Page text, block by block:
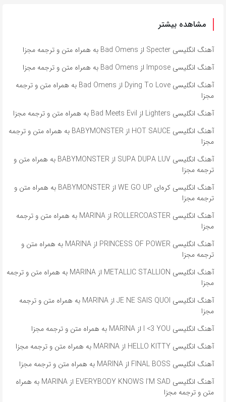
مشاهده بیشتر
آهنگ انگلیسی Specter از Bad Omens به همراه متن و ترجمه مجزا
آهنگ انگلیسی Impose از Bad Omens به همراه متن و ترجمه مجزا
آهنگ انگلیسی Dying To Love از Bad Omens به همراه متن و ترجمه
مجزا
آهنگ انگلیسی Lighters از Bad Meets Evil به همراه متن و ترجمه مجزا
آهنگ انگلیسی HOT SAUCE از BABYMONSTER به همراه متن و ترجمه
مجزا
آهنگ انگلیسی SUPA DUPA LUV از BABYMONSTER به همراه متن و
ترجمه مجزا
آهنگ انگلیسی کره‌ای WE GO UP از BABYMONSTER به همراه متن و
ترجمه مجزا
آهنگ انگلیسی ROLLERCOASTER از MARINA به همراه متن و ترجمه
مجزا
آهنگ انگلیسی PRINCESS OF POWER از MARINA به همراه متن و
ترجمه مجزا
آهنگ انگلیسی METALLIC STALLION از MARINA به همراه متن و ترجمه
مجزا
آهنگ انگلیسی JE NE SAIS QUOI از MARINA به همراه متن و ترجمه
مجزا
آهنگ انگلیسی I <3 YOU از MARINA به همراه متن و ترجمه مجزا
آهنگ انگلیسی HELLO KITTY از MARINA به همراه متن و ترجمه مجزا
آهنگ انگلیسی FINAL BOSS از MARINA به همراه متن و ترجمه مجزا
آهنگ انگلیسی EVERYBODY KNOWS I’M SAD از MARINA به همراه
متن و ترجمه مجزا